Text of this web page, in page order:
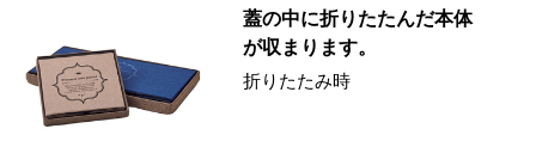
蓋の中に折りたたんだ本体
が収まります。
折りたたみ時